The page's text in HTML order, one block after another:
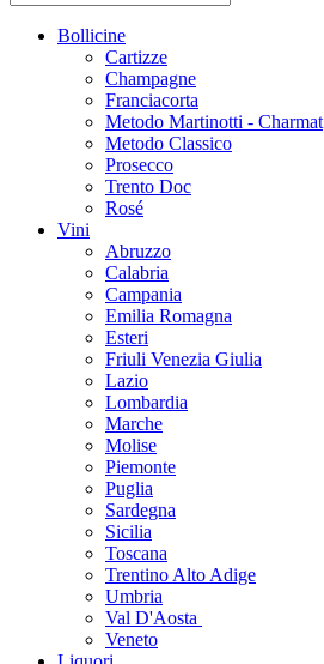
Bollicine
Cartizze
Champagne
Franciacorta
Metodo Martinotti - Charmat
Metodo Classico
Prosecco
Trento Doc
Rosé
Vini
Abruzzo
Calabria
Campania
Emilia Romagna
Esteri
Friuli Venezia Giulia
Lazio
Lombardia
Marche
Molise
Piemonte
Puglia
Sardegna
Sicilia
Toscana
Trentino Alto Adige
Umbria
Val D'Aosta
Veneto